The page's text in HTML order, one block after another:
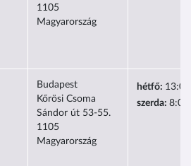
1105
Magyarország
Budapest
Kőrösi Csoma
Sándor út 53-55.
1105
Magyarország
hétfő:
szerda: